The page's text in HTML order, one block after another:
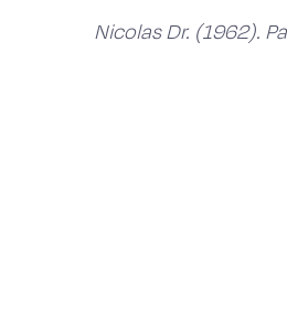
Nicolas Dr. (1962).